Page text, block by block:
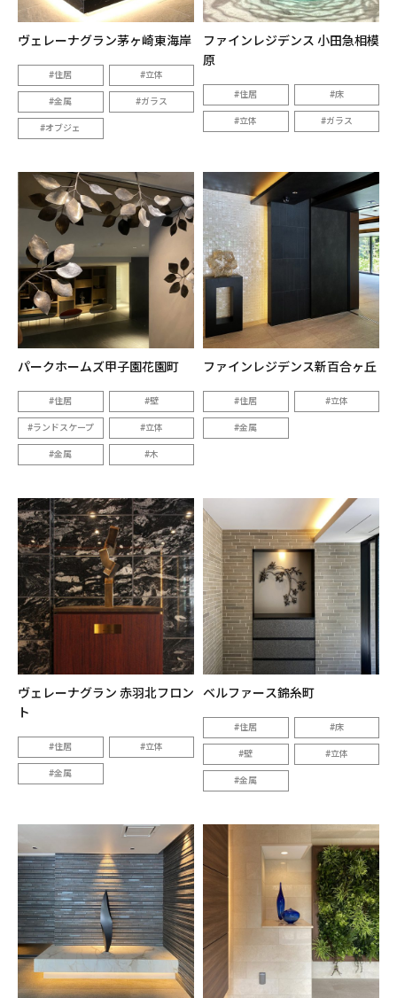
ヴェレーナグラン茅ヶ崎東海岸
住居 立体
金属 ガラス
オブジェ
ファインレジデンス 小田急相模
原
住居 床
立体 ガラス
パークホームズ甲子園花園町
住居 壁
ランドスケープ 立体
金属 木
ファインレジデンス新百合ヶ丘
住居 立体
金属
ヴェレーナグラン 赤羽北フロン
ト
住居 立体
金属
ベルファース錦糸町
住居 床
壁 立体
金属